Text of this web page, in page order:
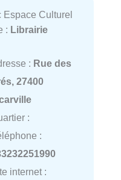
Espace Culturel
: Librairie
: Rue des
27400
:
:
internet :